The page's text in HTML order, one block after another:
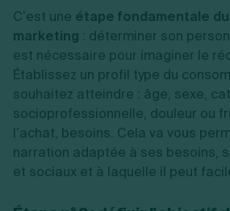
C’est une étape fondamentale
marketing : déterminer son
est nécessaire pour imaginer le
Établissez un profil type du
souhaitez atteindre : âge, sexe,
socioprofessionnelle, douleur ou
l’achat, besoins. Cela va vous
narration adaptée à ses besoins,
et sociaux et à laquelle il peut